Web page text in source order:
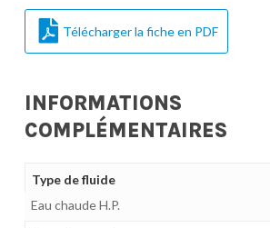
Télécharger la fiche en PDF
INFORMATIONS
COMPLÉMENTAIRES
Type de fluide
Eau chaude H.P.